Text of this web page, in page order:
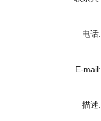
电话:
E-mail:
描述: